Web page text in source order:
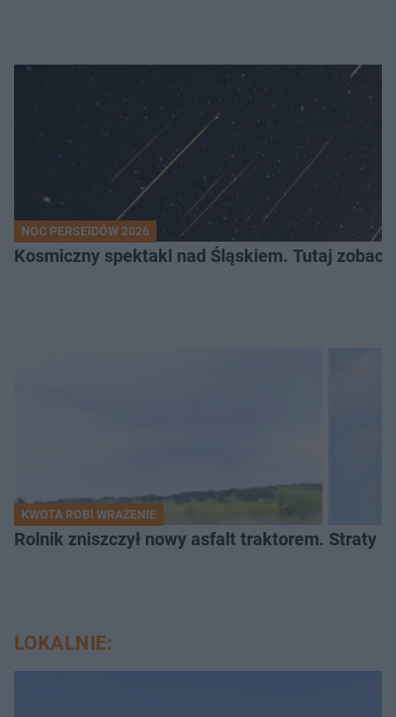
NOC PERSEIDÓW 2026
Kosmiczny spektakl nad Śląskiem. Tutaj
KWOTA ROBI WRAŻENIE
Rolnik zniszczył nowy asfalt traktorem. Straty
LOKALNIE: